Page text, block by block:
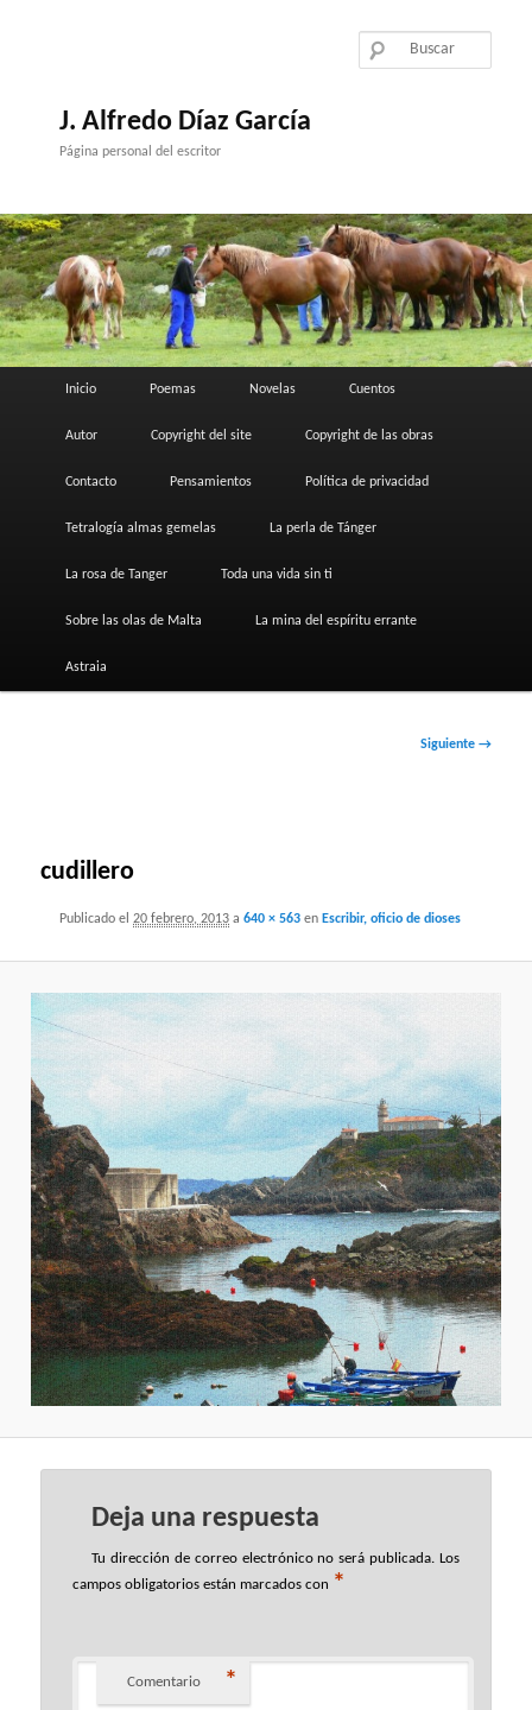
J. Alfredo Díaz García
Página personal del escritor
Inicio Poemas Novelas Cuentos
Autor Copyright del site Copyright de las obras
Contacto Pensamientos Política de privacidad
Tetralogía almas gemelas La perla de Tánger
La rosa de Tanger Toda una vida sin ti
Sobre las olas de Malta La mina del espíritu errante
Astraia
Siguiente →
cudillero
Publicado el 20 febrero, 2013 a640 × 563 en Escribir, oficio de dioses
Deja una respuesta
Tu dirección de correo electrónico no será publicada. Los
campos obligatorios están marcados con *
Comentario *